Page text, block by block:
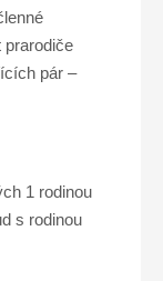
prarodiče
pár –
1 rodinou
s rodinou